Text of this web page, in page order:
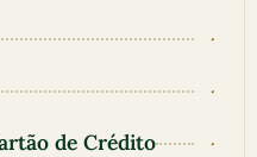
·
·
de Crédito ·